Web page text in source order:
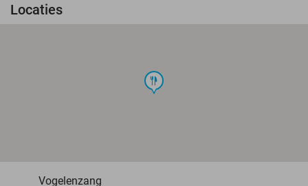
Locaties
food
Vogelenzang